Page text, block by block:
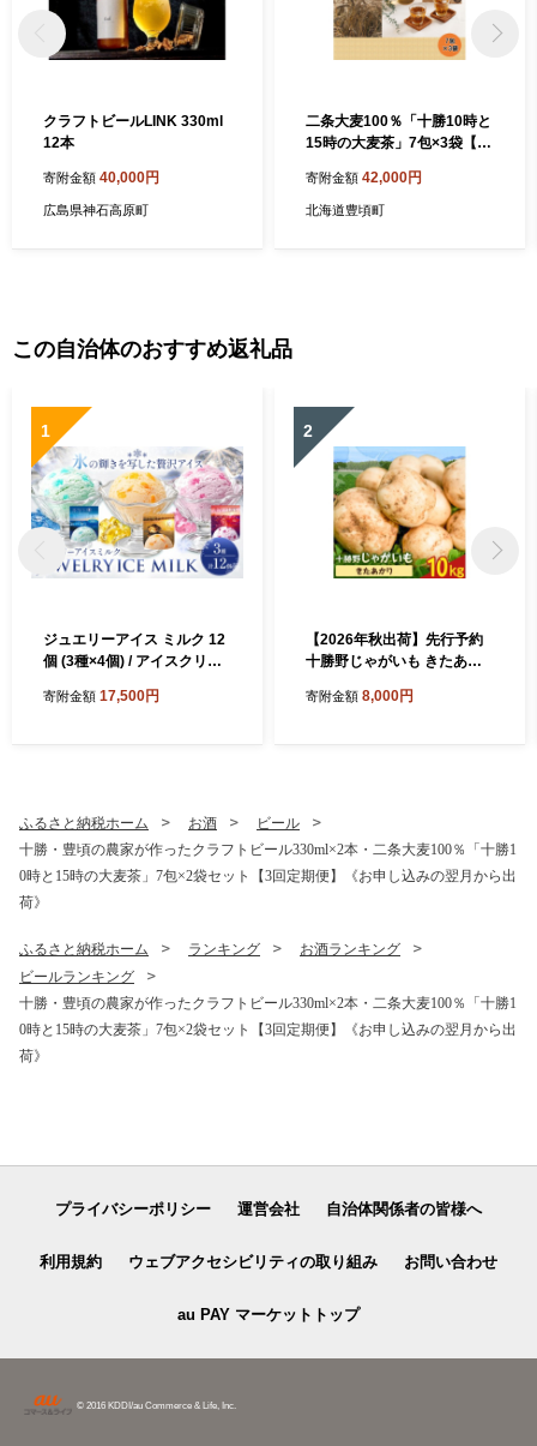
でご覧いただけますが、ぜひ皆様の目で実物をご覧いただき、感
動を共有してください。 「海よし！畑よし！肉よし！景色よし！
全部よし！」の豊頃町のファンになっていただき、これからも応
クラフトビールLINK 330ml
12本
寄附金額 40,000円
広島県神石高原町
二条大麦100％「十勝10時と
15時の大麦茶」7包×3袋【6
月から出荷》
寄附金額 42,000円
北海道豊頃町
この自治体のおすすめ返礼品
1
ジュエリーアイス ミルク 12
個 (3種×4個) / アイスクリー
スイーツ お菓子 デザート ぶ
寄附金額 17,500円
2
【2026年秋出荷】先行予約
十勝野じゃがいも きたあか
0月中旬-11月末頃出荷》北海
寄附金額 8,000円
ふるさと納税ホーム お酒
ビール
十勝・豊頃の農家が作ったクラフトビール330ml×2本・二条大麦100％「十勝1
0時と15時の大麦茶」7包×2袋セット【3回定期便】《お申し込みの翌月から出
荷》
ふるさと納税ホーム ランキング
お酒ランキング
ビールランキング
十勝・豊頃の農家が作ったクラフトビール330ml×2本・二条大麦100％「十勝1
0時と15時の大麦茶」7包×2袋セット【3回定期便】《お申し込みの翌月から出
荷》
プライバシーポリシー 運営会社 自治体関係者の皆様へ
利用規約 ウェブアクセシビリティの取り組み お問い合わせ
au PAY マーケットトップ
© 2016 KDDI/au Commerce & Life, Inc.